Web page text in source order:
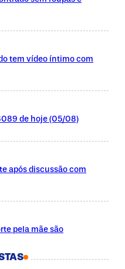
tem vídeo íntimo com
de hoje (05/08)
após discussão com
pela mãe são